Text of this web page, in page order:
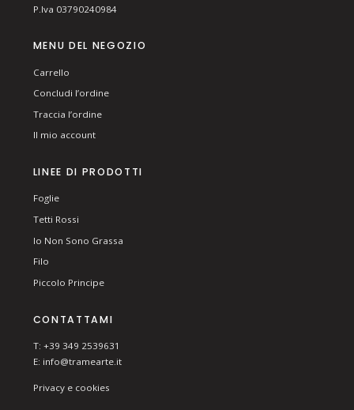
P.Iva 03790240984
MENU DEL NEGOZIO
Carrello
Concludi l’ordine
Traccia l’ordine
Il mio account
LINEE DI PRODOTTI
Foglie
Tetti Rossi
Io Non Sono Grassa
Filo
Piccolo Principe
CONTATTAMI
T: +39 349 2539631
E: info@tramearte.it
Privacy e cookies